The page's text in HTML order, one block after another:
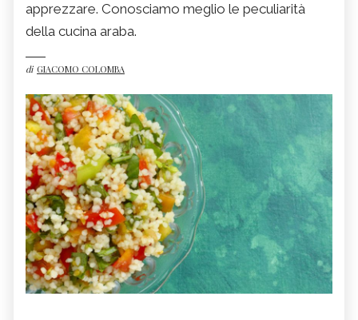
apprezzare. Conosciamo meglio le peculiarità
della cucina araba.
di GIACOMO COLOMBA